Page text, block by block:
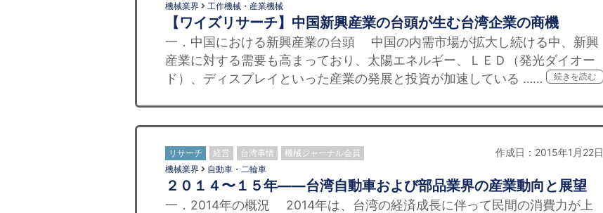
機械業界 工作機械・産業機械
【ワイズリサーチ】中国新興産業の台頭が生む台湾企業の商機
一．中国における新興産業の台頭 中国の内需市場が拡大し続ける中、新興
産業に対する需要も高まっており、太陽エネルギー、ＬＥＤ（発光ダイオー
ド）、ディスプレイといった産業の発展と投資が加速している ……
続きを読む
リサーチ 経営 台湾事情 機械ジャーナル会員 作成日：2015年1月22日
機械業界 自動車・二輪車
２０１４〜１５年——台湾自動車および部品業界の産業動向と展望
一．2014年の概況 2014年は、台湾の経済成長に伴って民間の消費力が上